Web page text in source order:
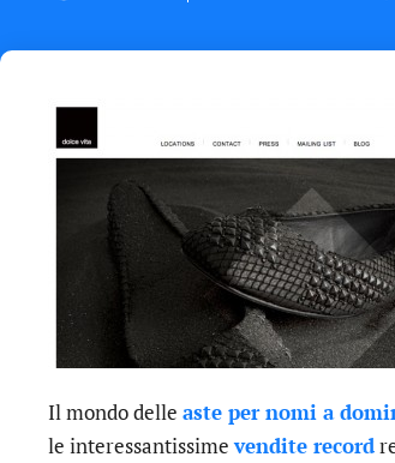
Il mondo delle aste per nomi a
le interessantissimevendite record